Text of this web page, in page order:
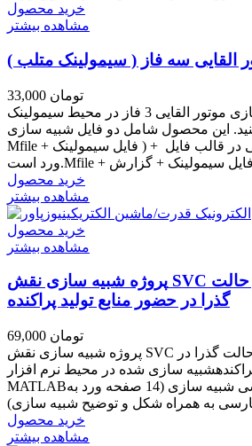
خرید محصول
مشاهده بیشتر
القایی سه فاز ( سیمولینک متلب )
33,000 تومان
در این محصول شبیه سازی موتور القایی 3 فاز در محیط سیمولینک
این محصول شامل دو فایل شبیه سازی (
Mfile + فایل سیمولینک ) + 7 صفحه گزارش فارسی در قالب فایل
خرید محصول
مشاهده بیشتر
خرید محصول
مشاهده بیشتر
پروژه شبیه سازی نقش SVC در پایداری ولتاژ در حالت
گذرا در حضور منابع تولید پراکنده
69,000 تومان
پروژه شبیه سازی نقش SVC در پایداری ولتاژ در حالت گذرا در
سازی شده در محیط نرم افزار
MATLABبه همراه گزارش فارسی شبیه سازی (14 صفحه ورد به
به همراه شکل و توضیح شبیه سازی)
خرید محصول
مشاهده بیشتر